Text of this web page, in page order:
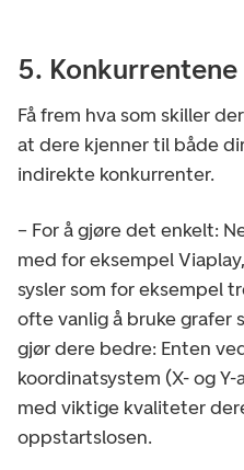
5. Konkurrentene
Få frem hva som skiller
at dere kjenner til både
indirekte konkurrenter.
– For å gjøre det enkelt:
med for eksempel
sysler som for eksempel
ofte vanlig å bruke grafer
gjør dere bedre: Enten
koordinatsystem (X- og
med viktige kvaliteter
oppstartslosen.